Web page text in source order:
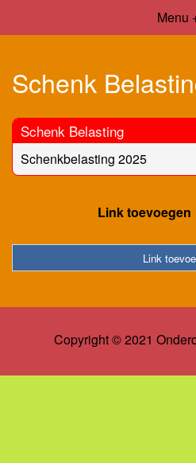
Menu
Schenk
Schenk Belasting
Schenkbelasting 2025
Link toevoegen
Link
Copyright © 2021